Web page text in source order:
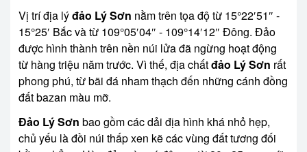
Vị trí địa lýđảo Lý Sơn nằm trên tọa độ từ 15°22′51″ -
15°25′ Bắc và từ 109°05′04″ - 109°14′12″ Đông. Đảo
được hình thành trên nền núi lửa đã ngừng hoạt động
từ hàng triệu năm trước. Vì thế, địa chấtđảo Lý Sơn rất
phong phú, từ bãi đá nham thạch đến những cánh đồng
đất bazan màu mỡ.
Đảo Lý Sơn bao gồm các dải địa hình khá nhỏ hẹp,
chủ yếu là đồi núi thấp xen kẽ các vùng đất tương đối